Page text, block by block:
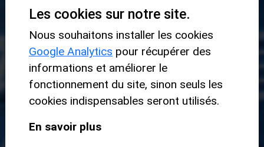
Les cookies sur notre site.
Nous souhaitons installer les cookies
Google Analytics pour récupérer des
informations et améliorer le
fonctionnement du site, sinon seuls les
cookies indispensables seront utilisés.
En savoir plus